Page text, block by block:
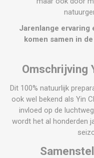
Jarenlange ervaring
komen samen in
Omschrijving
Dit 100% natuurlijk
ook wel bekend als Yin
invloed op de
wordt het al honderden